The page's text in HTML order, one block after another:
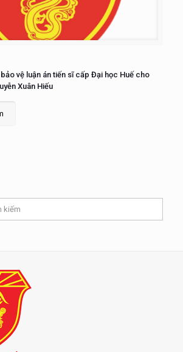
vệ luận án tiến sĩ cấp Đại học Huế cho
Xuân Hiếu